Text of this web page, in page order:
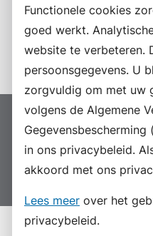
Functionele cookies
goed werkt.
website te verbeteren.
persoonsgegevens. U
zorgvuldig om met uw
volgens de Algemene
in ons privacybeleid.
akkoord met ons
Lees meer over het
privacybeleid.
LinkedIn
Instagram
Proclaimer Colofon
Sitemap
Suggesties
Archief